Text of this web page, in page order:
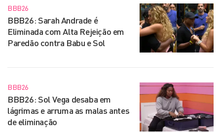
BBB26
BBB26: Sarah Andrade é
Eliminada com Alta Rejeição em
Paredão contra Babu e Sol
BBB26
BBB26: Sol Vega desaba em
lágrimas e arruma as malas antes
de eliminação